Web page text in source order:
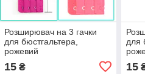
Розширювач на 3 гачки
для бюстгальтера,
рожевий
15₴
для
15